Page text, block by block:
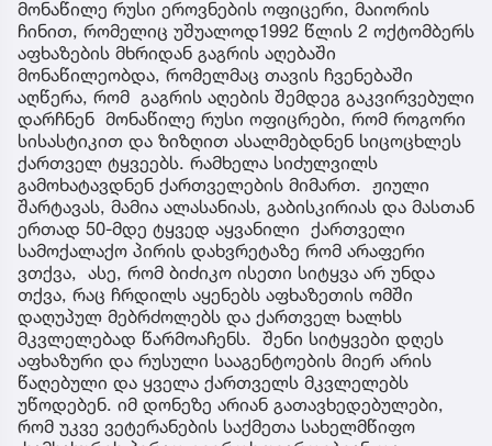
მონაწილე რუსი ეროვნების ოფიცერი, მაიორის
ჩინით, რომელიც უშუალოდ1992 წლის 2 ოქტომბერს
აფხაზების მხრიდან გაგრის აღებაში
მონაწილეობდა, რომელმაც თავის ჩვენებაში
აღწერა, რომ გაგრის აღების შემდეგ გაკვირვებული
დარჩნენ მონაწილე რუსი ოფიცრები, რომ როგორი
სისასტიკით და ზიზღით ასალმებდნენ სიცოცხლეს
ქართველ ტყვეებს. რამხელა სიძულვილს
გამოხატავდნენ ქართველების მიმართ. ჟიული
შარტავას, მამია ალასანიას, გაბისკირიას და მასთან
ერთად 50-მდე ტყვედ აყვანილი ქართველი
სამოქალაქო პირის დახვრეტაზე რომ არაფერი
ვთქვა, ასე, რომ ბიძიკო ისეთი სიტყვა არ უნდა
თქვა, რაც ჩრდილს აყენებს აფხაზეთის ომში
დაღუპულ მებრძოლებს და ქართველ ხალხს
მკვლელებად წარმოაჩენს. შენი სიტყვები დღეს
აფხაზური და რუსული სააგენტოების მიერ არის
წაღებული და ყველა ქართველს მკვლელებს
უწოდებენ. იმ დონეზე არიან გათავხედებულები,
რომ უკვე ვეტერანების საქმეთა სახელმწიფო